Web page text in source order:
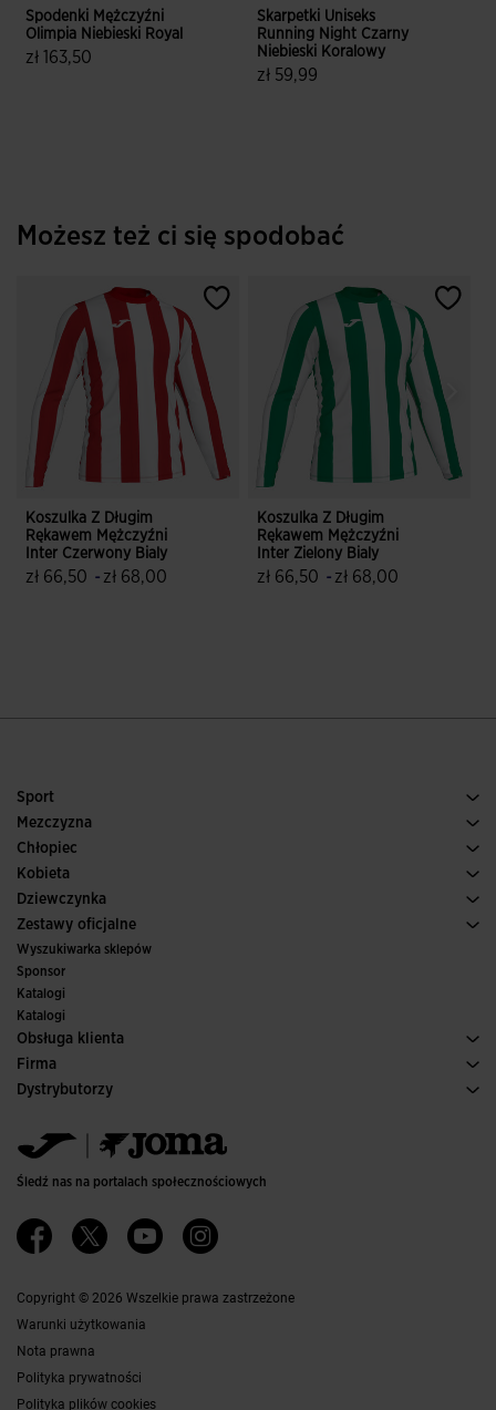
Spodenki Mężczyźni
Olimpia Niebieski Royal
zł 163,50
Skarpetki Uniseks
Running Night Czarny
Niebieski Koralowy
zł 59,99
Możesz też ci się spodobać
Koszulka Z Długim
Rękawem Mężczyźni
Inter Czerwony Bialy
zł 66,50 - zł 68,00
Koszulka Z Długim
Rękawem Mężczyźni
Inter Zielony Bialy
zł 66,50 - zł 68,00
Sport
Bieganie
Pilka nozna
Paddle
Trail, Bieganie w terenie
Mezczyzna
Buty Meskie
Sport
Chłopiec
Zobacz wszystkie ubrania dla chłopców
Kobieta
Obuwie Damskie
Sport
Dziewczynka
Zobacz wszystkie ubrania dla dziewczynek
Zestawy oficjalne
Pilka nozna
Futsal
Komitety i federacje
Wydania specjalne
Wyszukiwarka sklepów
Sponsor
Katalogi
Katalogi
Obsługa klienta
Warunki Zakupu
Transport i dostawa
Najczęściej zadawane pytania
Firma
Historia
Kanał etyczny
Polityka jakości i ochrony środowiska
Pracuj z Nami
Ethics Channel
Dystrybutorzy
Jomanet
Obszar marketingu
Skontaktuj się
Śledź nas na portalach społecznościowych
Copyright © 2026 Wszelkie prawa zastrzeżone
Warunki użytkowania
Nota prawna
Polityka prywatności
Polityka plików cookies